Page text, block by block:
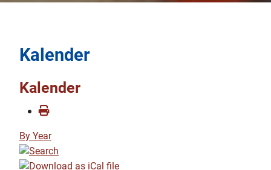
Kalender
Kalender
By Year